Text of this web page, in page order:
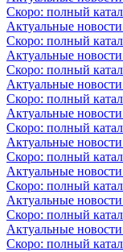
Скоро: полный
Актуальные
Скоро: полный
Актуальные
Скоро: полный
Актуальные
Скоро: полный
Актуальные
Скоро: полный
Актуальные
Скоро: полный
Актуальные
Скоро: полный
Актуальные
Скоро: полный
Актуальные
Скоро: полный